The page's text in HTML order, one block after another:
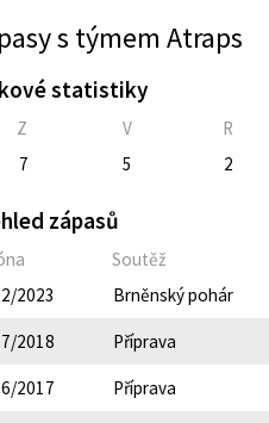
s týmem Atraps
statistiky
Z V R
7
5 2
zápasů
Soutěž
2023
Brněnský pohár
2018 Příprava
2017 Příprava